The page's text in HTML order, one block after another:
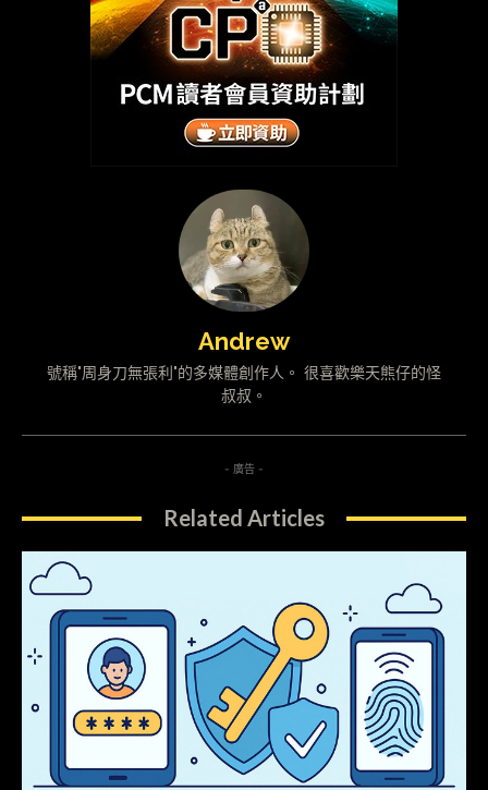
Andrew
號稱"周身刀無張利"的多媒體創作人。 很喜歡樂天熊仔的怪
叔叔。
- 廣告 -
Related Articles